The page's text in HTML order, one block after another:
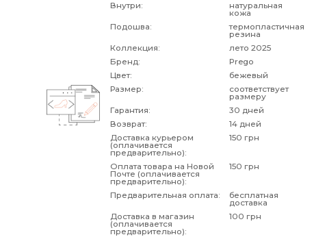
Внутри:
натуральная
кожа
Подошва:
термопластичная
резина
Коллекция:
лето 2025
Бренд:
Prego
Цвет:
бежевый
Размер:
соответствует
размеру
Гарантия:
30 дней
Возврат:
14 дней
Доставка курьером
(оплачивается
предварительно):
150 грн
Оплата товара на Новой
Почте (оплачивается
предварительно):
150 грн
Предварительная оплата: бесплатная
доставка
Доставка в магазин
(оплачивается
предварительно):
100 грн